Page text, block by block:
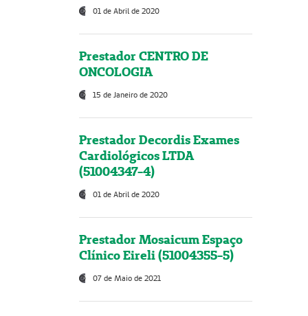
01 de Abril de 2020
Prestador CENTRO DE
ONCOLOGIA
15 de Janeiro de 2020
Prestador Decordis Exames
Cardiológicos LTDA
(51004347-4)
01 de Abril de 2020
Prestador Mosaicum Espaço
Clínico Eireli (51004355-5)
07 de Maio de 2021